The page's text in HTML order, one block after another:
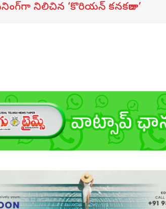
నిలిచిన ‘కొరియన్ కనకరాజు’